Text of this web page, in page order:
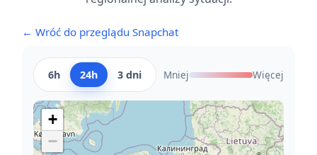
← Wróć do przeglądu Snapchat
6h 24h 3 dni Mniej Więcej
+
−